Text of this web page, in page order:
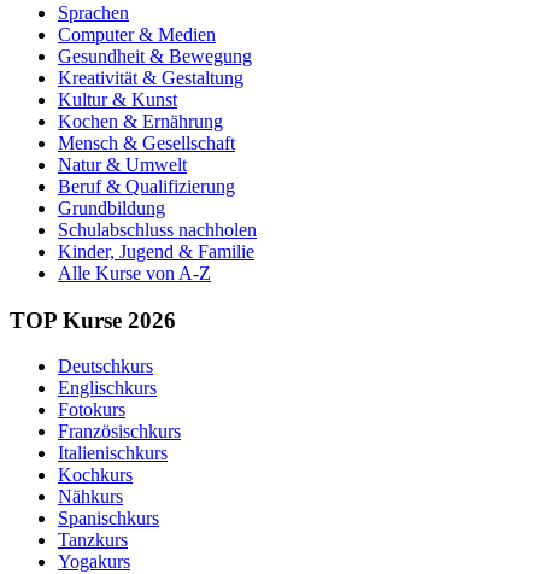
Sprachen
Computer & Medien
Gesundheit & Bewegung
Kreativität & Gestaltung
Kultur & Kunst
Kochen & Ernährung
Mensch & Gesellschaft
Natur & Umwelt
Beruf & Qualifizierung
Grundbildung
Schulabschluss nachholen
Kinder, Jugend & Familie
Alle Kurse von A-Z
TOP Kurse 2026
Deutschkurs
Englischkurs
Fotokurs
Französischkurs
Italienischkurs
Kochkurs
Nähkurs
Spanischkurs
Tanzkurs
Yogakurs